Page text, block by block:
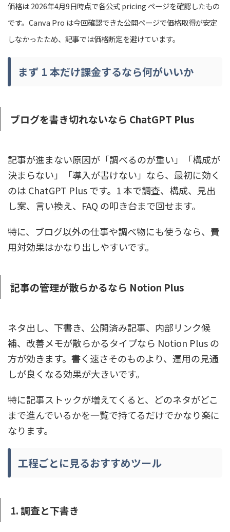
価格は 2026年4月9日時点で各公式 pricing ページを確認したもの
です。Canva Pro は今回確認できた公開ページで価格取得が安定
しなかったため、記事では価格断定を避けています。
まず 1 本だけ課金するなら何がいいか
ブログを書き切れないなら ChatGPT Plus
記事が進まない原因が「調べるのが重い」「構成が
決まらない」「導入が書けない」なら、最初に効く
のは ChatGPT Plus です。1 本で調査、構成、見出
し案、言い換え、FAQ の叩き台まで回せます。
特に、ブログ以外の仕事や調べ物にも使うなら、費
用対効果はかなり出しやすいです。
記事の管理が散らかるなら Notion Plus
ネタ出し、下書き、公開済み記事、内部リンク候
補、改善メモが散らかるタイプなら Notion Plus の
方が効きます。書く速さそのものより、運用の見通
しが良くなる効果が大きいです。
特に記事ストックが増えてくると、どのネタがどこ
まで進んでいるかを一覧で持てるだけでかなり楽に
なります。
工程ごとに見るおすすめツール
1. 調査と下書き